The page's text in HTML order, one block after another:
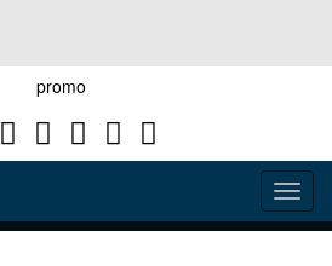
promo
TwitterGoogle+
Facebook
YouTube
Instagram